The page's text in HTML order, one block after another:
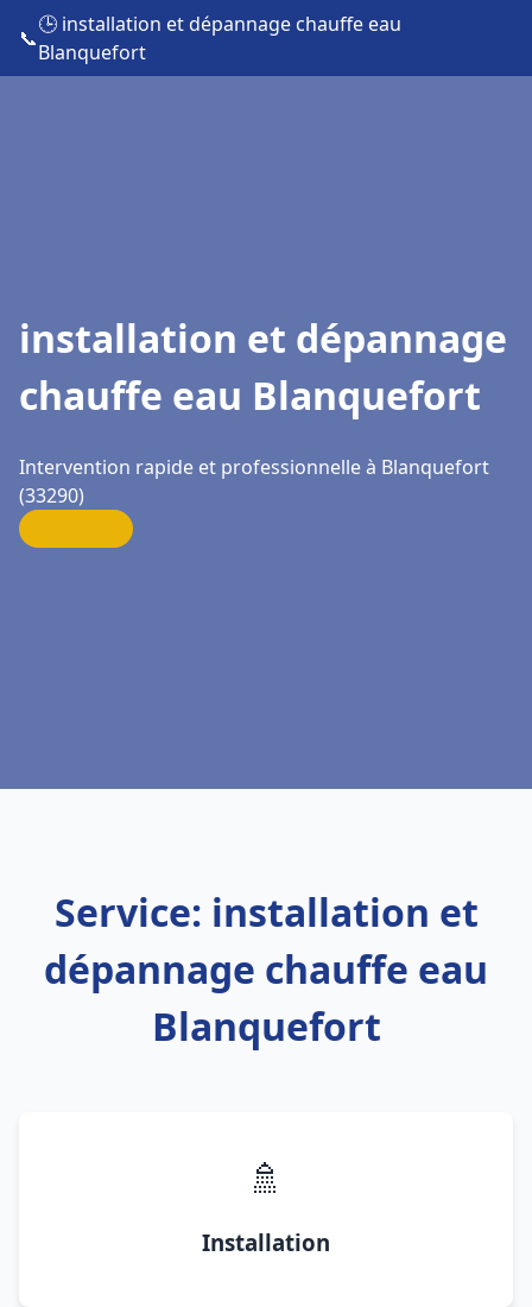
📞
🕒 installation et dépannage chauffe eau
Blanquefort
installation et dépannage
chauffe eau Blanquefort
Intervention rapide et professionnelle à Blanquefort
(33290)
Service: installation et
dépannage chauffe eau
Blanquefort
🚿
Installation